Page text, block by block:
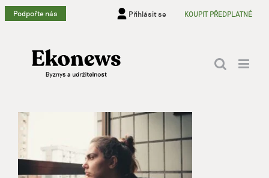
Přeskočit
na
Podpořte nás Přihlásit se KOUPIT PŘEDPLATNÉ